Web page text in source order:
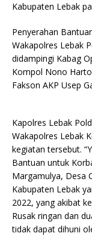
Kabupaten Lebak
Penyerahan
Wakapolres Lebak
didampingi Kabag
Kompol Nono
Fakson AKP Usep
Kapolres Lebak
Wakapolres Lebak
kegiatan tersebut.
Bantuan untuk
Margamulya, Desa
Kabupaten Lebak
2022, yang akibat
Rusak ringan dan
tidak dapat dihuni